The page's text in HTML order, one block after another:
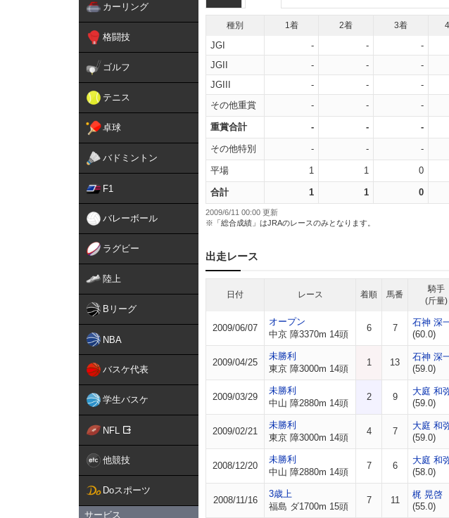
カーリング
格闘技
ゴルフ
テニス
卓球
バドミントン
F1
バレーボール
ラグビー
陸上
Bリーグ
NBA
バスケ代表
学生バスケ
NFL
他競技
Doスポーツ
サービス
種別 1着 2着 3着
JGI - - -
JGII
- - -
JGIII
- - -
その他重賞
- - -
重賞合計 - - -
その他特別 - - -
平場 1 1 0
合計 1 1 0
2009/6/11 00:00 更新
※「総合成績」はJRAのレースのみとなります。
出走レース
日付 レース 着順 馬番
騎手
(斤量)
2009/06/07
オープン
中京 障3370m 14頭
6 7
石神 深
(60.0)
2009/04/25
未勝利
東京 障3000m 14頭
1 13
石神 深
(59.0)
2009/03/29
未勝利
中山 障2880m 14頭
2 9
大庭 和
(59.0)
2009/02/21
未勝利
東京 障3000m 14頭
4 7
大庭 和
(59.0)
2008/12/20
未勝利
中山 障2880m 14頭
7 6
大庭 和
(58.0)
2008/11/16
3歳上
福島 ダ1700m 15頭
7 11
梶 晃啓
(55.0)